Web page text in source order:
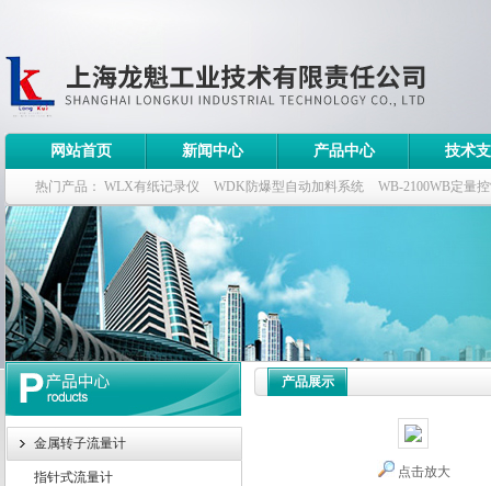
网站首页 新闻中心 产品中心 技术
热门产品： WLX有纸记录仪 WDK防爆型自动加料系统 WB-2100WB定量
WDK流量定量控制柜 WB-2100定量装车控制仪
金属转子流量计
指针式流量计
产品展示
点击放大